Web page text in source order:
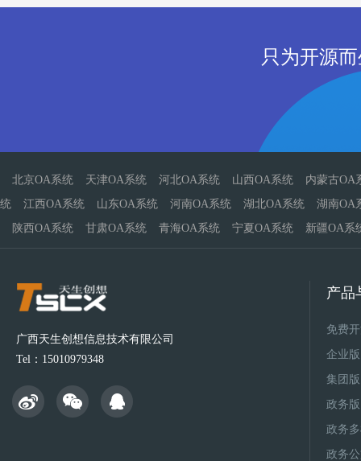
只为开源
北京OA系统 天津OA系统 河北OA系统 山西OA系统
内蒙古OA
统
江西OA系统 山东OA系统 河南OA系统 湖北OA系统
湖南OA
陕西OA系统
甘肃OA系统 青海OA系统 宁夏OA系统 新疆OA系
广西天生创想信息技术有限公司
Tel：15010979348
产品
免费
企业版
集团版
政务版
政务
政务